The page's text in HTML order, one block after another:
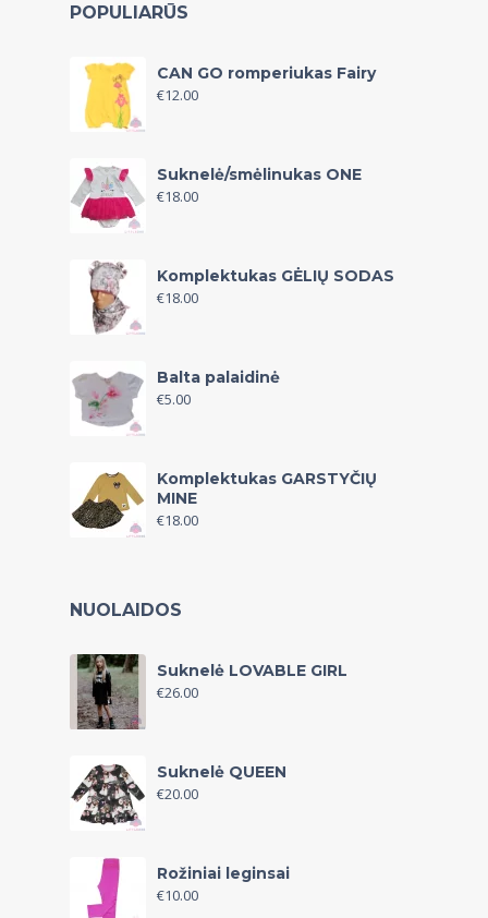
POPULIARŪS
CAN GO romperiukas Fairy
€12.00
Suknelė/smėlinukas ONE
€18.00
Komplektukas GĖLIŲ SODAS
€18.00
Balta palaidinė
€5.00
Komplektukas GARSTYČIŲ
MINE
€18.00
NUOLAIDOS
Suknelė LOVABLE GIRL
€26.00
Suknelė QUEEN
€20.00
Rožiniai leginsai
€10.00